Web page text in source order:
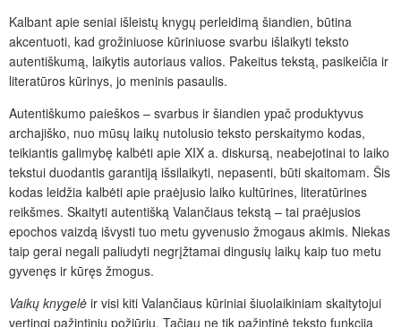
Kalbant apie seniai išleistų knygų perleidimą šiandien, būtina
akcentuoti, kad grožiniuose kūriniuose svarbu išlaikyti teksto
autentiškumą, laikytis autoriaus valios. Pakeitus tekstą, pasikeičia ir
literatūros kūrinys, jo meninis pasaulis.
Autentiškumo paieškos – svarbus ir šiandien ypač produktyvus
archajiško, nuo mūsų laikų nutolusio teksto perskaitymo kodas,
teikiantis galimybę kalbėti apie XIX a. diskursą, neabejotinai to laiko
tekstui duodantis garantiją išsilaikyti, nepasenti, būti skaitomam. Šis
kodas leidžia kalbėti apie praėjusio laiko kultūrines, literatūrines
reikšmes. Skaityti autentišką Valančiaus tekstą – tai praėjusios
epochos vaizdą išvysti tuo metu gyvenusio žmogaus akimis. Niekas
taip gerai negali paliudyti negrįžtamai dingusių laikų kaip tuo metu
gyvenęs ir kūręs žmogus.
Vaikų knygelė ir visi kiti Valančiaus kūriniai šiuolaikiniam skaitytojui
vertingi pažintiniu požiūriu. Tačiau ne tik pažintinė teksto funkcija